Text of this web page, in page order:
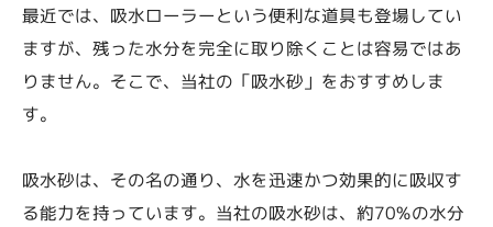
最近では、吸水ローラーという便利な道具も登場してい
ますが、残った水分を完全に取り除くことは容易ではあ
りません。そこで、当社の「吸水砂」をおすすめしま
す。
吸水砂は、その名の通り、水を迅速かつ効果的に吸収す
る能力を持っています。当社の吸水砂は、約70%の水分